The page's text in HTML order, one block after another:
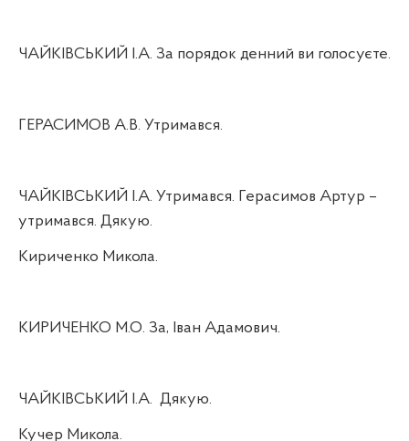
ЧАЙКІВСЬКИЙ І.А. За порядок денний ви голосуєте.
ГЕРАСИМОВ А.В. Утримався.
ЧАЙКІВСЬКИЙ І.А. Утримався. Герасимов Артур –
утримався. Дякую.
Кириченко Микола.
КИРИЧЕНКО М.О. За, Іван Адамович.
ЧАЙКІВСЬКИЙ І.А. Дякую.
Кучер Микола.